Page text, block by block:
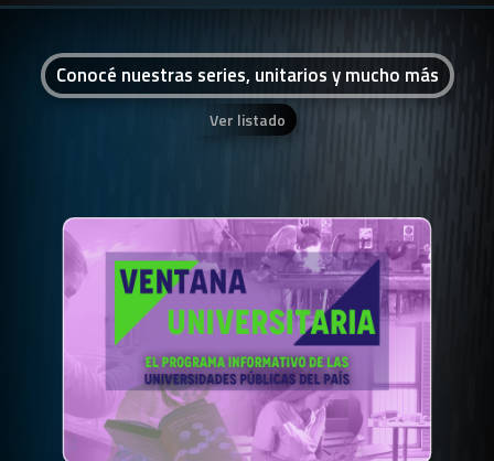
Conocé nuestras series, unitarios y mucho más
Ver listado